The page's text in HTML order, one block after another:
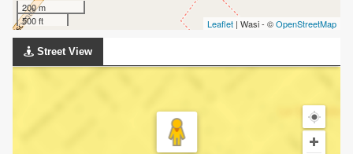
200 m
500 ft
Leaflet | Wasi - ©OpenStreetMap
Street View